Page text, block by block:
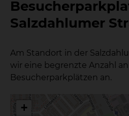
Salzdahlumer
Am Standort in der
wir eine begrenzte Anzahl
Besucherparkplätzen an.
+